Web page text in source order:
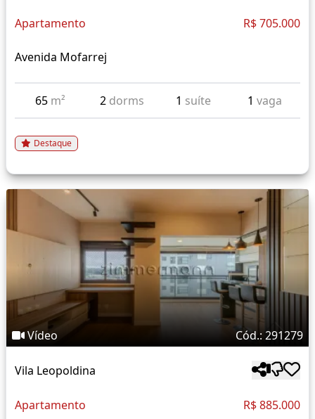
Apartamento R$ 705.000
Avenida Mofarrej
65 m² 2 dorms 1 suíte 1 vaga
Destaque
Vídeo Cód.: 291279
Vila Leopoldina
Apartamento R$ 885.000